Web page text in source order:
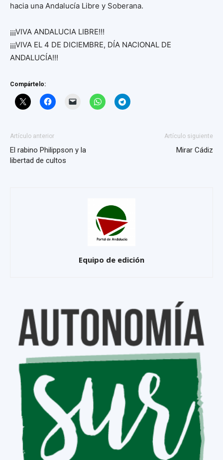
hacia una Andalucía Libre y Soberana.
¡¡¡VIVA ANDALUCIA LIBRE!!!
¡¡¡VIVA EL 4 DE DICIEMBRE, DÍA NACIONAL DE
ANDALUCÍA!!!
Compártelo:
Artículo anterior
El rabino Philippson y la
libertad de cultos
Artículo siguiente
Mirar Cádiz
Equipo de edición